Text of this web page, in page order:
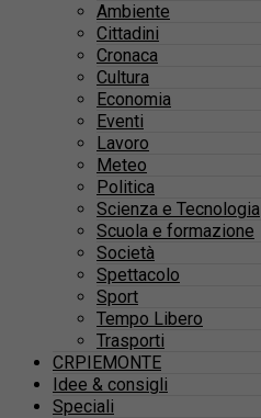
Ambiente
Cittadini
Cronaca
Cultura
Economia
Eventi
Lavoro
Meteo
Politica
Scienza e Tecnologia
Scuola e formazione
Società
Spettacolo
Sport
Tempo Libero
Trasporti
CRPIEMONTE
Idee & consigli
Speciali